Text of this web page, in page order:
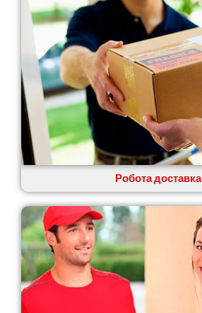
Гатне
Глеваха
Горішні Плавні
Гостомель
Харків
Херсон
Хмельницький
Хмільник
Ірпінь
Івано-Франківськ
Ізмаїл
Кагарлик
Калуш
Кам’янець-Подільський
Кам’янка
Кам’янське
Канів
Козятин
Київ
Робота доставка